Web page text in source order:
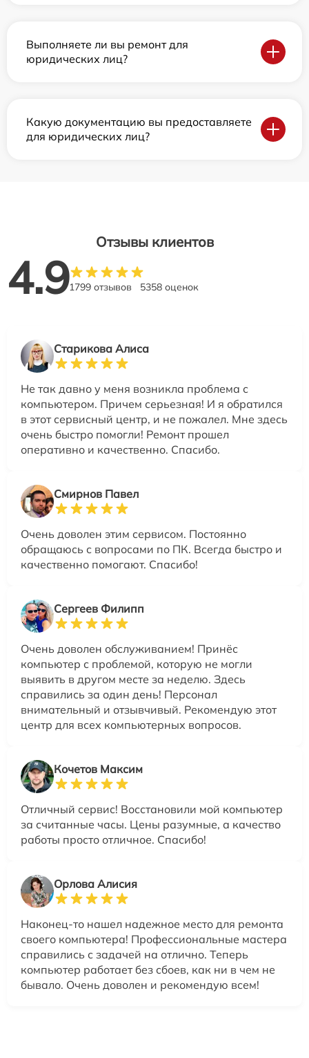
Выполняете ли вы ремонт для
юридических лиц?
Какую документацию вы предоставляете
для юридических лиц?
Отзывы клиентов
4.91799 отзывов 5358 оценок
Старикова Алиса
Не так давно у меня возникла проблема с
компьютером. Причем серьезная! И я обратился
в этот сервисный центр, и не пожалел. Мне здесь
очень быстро помогли! Ремонт прошел
оперативно и качественно. Спасибо.
Смирнов Павел
Очень доволен этим сервисом. Постоянно
обращаюсь с вопросами по ПК. Всегда быстро и
качественно помогают. Спасибо!
Сергеев Филипп
Очень доволен обслуживанием! Принёс
компьютер с проблемой, которую не могли
выявить в другом месте за неделю. Здесь
справились за один день! Персонал
внимательный и отзывчивый. Рекомендую этот
центр для всех компьютерных вопросов.
Кочетов Максим
Отличный сервис! Восстановили мой компьютер
за считанные часы. Цены разумные, а качество
работы просто отличное. Спасибо!
Орлова Алисия
Наконец-то нашел надежное место для ремонта
своего компьютера! Профессиональные мастера
справились с задачей на отлично. Теперь
компьютер работает без сбоев, как ни в чем не
бывало. Очень доволен и рекомендую всем!